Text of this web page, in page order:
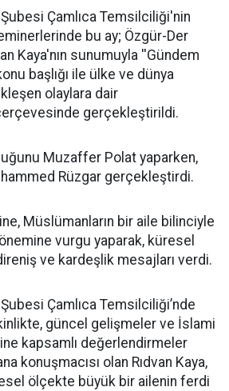
Çamlıca Temsilciliği'nin
bu ay; Özgür-Der
Kaya'nın sunumuyla ''Gündem
başlığı ile ülke ve dünya
olaylara dair
gerçekleştirildi.
Muzaffer Polat yaparken,
Rüzgar gerçekleştirdi.
Müslümanların bir aile bilinciyle
vurgu yaparak, küresel
ve kardeşlik mesajları verdi.
Çamlıca Temsilciliği’nde
güncel gelişmeler ve İslami
kapsamlı değerlendirmeler
konuşmacısı olan Rıdvan Kaya,
ölçekte büyük bir ailenin ferdi